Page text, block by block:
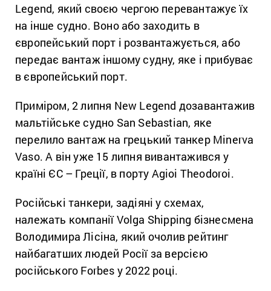
Legend, який своєю чергою перевантажує їх
на інше судно. Воно або заходить в
європейський порт і розвантажується, або
передає вантаж іншому судну, яке і прибуває
в європейський порт.
Приміром, 2 липня New Legend дозавантажив
мальтійське судно San Sebastian, яке
перелило вантаж на грецький танкер Minerva
Vaso. А він уже 15 липня вивантажився у
країні ЄС – Греції, в порту Agioi Theodoroi.
Російські танкери, задіяні у схемах,
належать компанії Volga Shipping бізнесмена
Володимира Лісіна, який очолив рейтинг
найбагатших людей Росії за версією
російського Forbes у 2022 році.